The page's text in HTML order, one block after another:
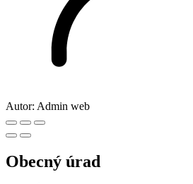
Autor: Admin web
Obecný úrad